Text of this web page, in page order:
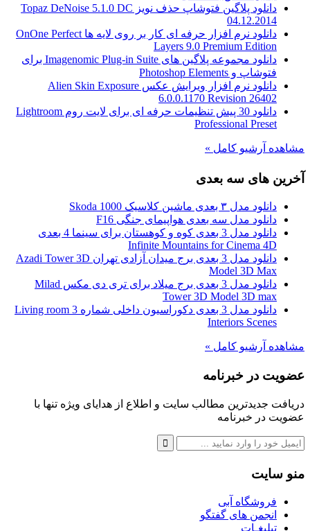
دانلود پلاگین فتوشاپ حذف نویز Topaz DeNoise 5.1.0 DC
04.12.2014
دانلود نرم افزار حرفه ای کار بر روی لایه ها OnOne Perfect
Layers 9.0 Premium Edition
دانلود مجموعه پلاگین های Imagenomic Plug-in Suite برای
فتوشاپ و Photoshop Elements
دانلود نرم افزار ویرایش عکس Alien Skin Exposure
6.0.0.1170 Revision 26402
دانلود 30 پیش تنظیمات حرفه ای برای لایت روم Lightroom
Professional Preset
مشاهده آرشیو کامل »
آخرین های سه بعدی
دانلود مدل ۳ بعدی ماشین کلاسیک Skoda 1000
دانلود مدل سه بعدی هواپیمای جنگی F16
دانلود مدل 3 بعدی کوه و کوهستان برای سینما 4 بعدی
Infinite Mountains for Cinema 4D
دانلود مدل 3 بعدی برج میدان آزادی تهران Azadi Tower 3D
Model 3D Max
دانلود مدل 3 بعدی برج میلاد برای تری دی مکس Milad
Tower 3D Model 3D max
دانلود مدل 3 بعدی دکوراسیون داخلی شماره 3 Living room
Interiors Scenes
مشاهده آرشیو کامل »
عضویت در خبرنامه
دریافت جدیدترین مطالب سایت و اطلاع از هدایای ویژه تنها با
عضویت در خبرنامه
منو سایت
فروشگاه آبی
انجمن های گفتگو
تبلیغـات